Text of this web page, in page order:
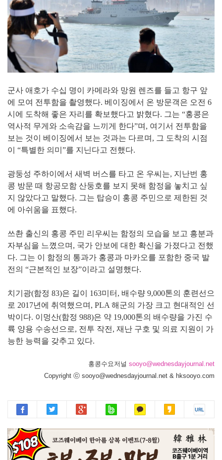
군사 애호가 수십 명이 카메라와 망원 렌즈를 들고 항구 앞
에 모여 전투함을 촬영했다. 베이징에서 온 방문객은 오전 6
시에 도착해 좋은 자리를 확보했다고 밝혔다. 그는 “홍콩은
역사적 무게와 소속감을 느끼게 한다”며, 여기서 전투함을
보는 것이 베이징에서 보는 것과는 다르며, 그 도착의 시점
이 “특별한 의미”를 지닌다고 전했다.
광둥성 주하이에서 새벽 버스를 타고 온 우씨는, 지난번 홍
콩 방문 때 항공모함 산둥호를 보지 못해 함정을 놓치고 싶
지 않았다고 말했다. 그는 탑승이 홍콩 주민으로 제한된 것
에 아쉬움을 표했다.
쓰촨 출신의 홍콩 주민 리우씨는 함정의 모습을 보고 흥분과
자부심을 느꼈으며, 국가 안보에 대한 확신을 가졌다고 전했
다. 그는 이 함정의 통과가 홍콩과 마카오를 포함한 중국 발
전의 “근본적인 보장”이라고 설명했다.
치기광(함정 83)은 길이 163미터, 배수량 9,000톤의 훈련선으
로 2017년에 취역했으며, PLA 해군의 가장 크고 현대적인 선
박이다. 이멍산(함정 988)은 약 19,000톤의 배수량을 가진 수
륙 양용 수송선으로, 전투 작전, 재난 구호 및 의료 지원이 가
능한 능력을 갖추고 있다.
홍콩수요저널 sooyo@wednesdayjournal.net
Copyright ⓒ sooyo@wednesdayjournal.net & hksooyo.com